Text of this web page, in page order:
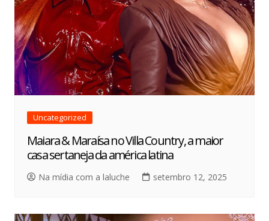
Uncategorized
Maiara & Maraísa no Villa Country, a maior
casa sertaneja da américa latina
Na mídia com a laluche setembro 12, 2025